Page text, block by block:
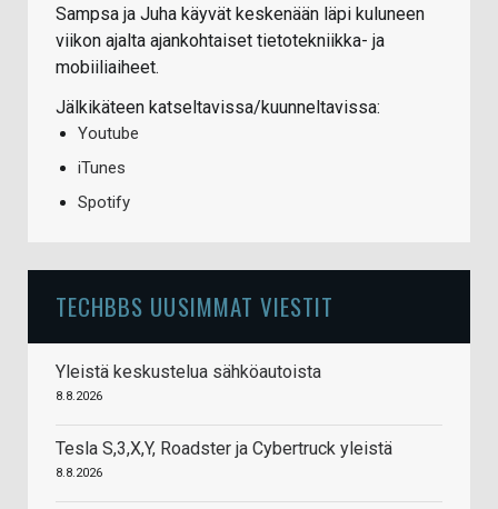
Sampsa ja Juha käyvät keskenään läpi kuluneen
viikon ajalta ajankohtaiset tietotekniikka- ja
mobiiliaiheet.
Jälkikäteen katseltavissa/kuunneltavissa:
Youtube
iTunes
Spotify
TECHBBS UUSIMMAT VIESTIT
Yleistä keskustelua sähköautoista
8.8.2026
Tesla S,3,X,Y, Roadster ja Cybertruck yleistä
8.8.2026